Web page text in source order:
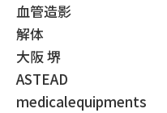
血管造影
解体
大阪 堺
ASTEAD
medicalequipments